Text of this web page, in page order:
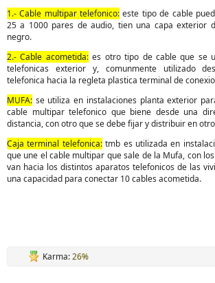
1.- Cable multipar telefonico: este tipo de cable
25 a 1000 pares de audio, tien una capa exterior
negro.
2.- Cable acometida:es otro tipo de cable que se
telefonicas exterior y, comunmente utilizado
telefonica hacia la regleta plastica terminal de
MUFA: se utiliza en instalaciones planta exterior
cable multipar telefonico que biene desde una
distancia, con otro que se debe fijar y distribuir en
Caja terminal telefonica:tmb es utilizada en
que une el cable multipar que sale de la Mufa, con
van hacia los distintos aparatos telefonicos de las
una capacidad para conectar 10 cables acometida.
Karma:26%